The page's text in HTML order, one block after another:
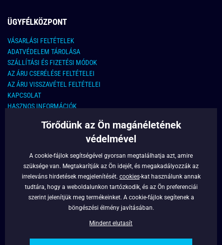
ÜGYFÉLKÖZPONT
VÁSARLÁSI FELTÉTELEK
ADATVÉDELEM TÁROLÁSA
SZÁLLÍTÁSI ÉS FIZETÉSI MÓDOK
AZ ÁRU CSERÉLÉSE FELTÉTELEI
AZ ÁRU VISSZAVÉTEL FELTÉTELEI
KAPCSOLAT
HASZNOS INFORMÁCIÓK
KAPCSOLAT
info@legyferfi.hu
FONTOS INFORMÁCIÓK
RÓLUNK
Törődünk az Ön magánéletének
védelmével
A cookie-fájlok segítségével gyorsan megtalálhatja azt, amire
szüksége van. Megtakarítják az Ön idejét, és megakadályozzák az
irreleváns hirdetések megjelenítését. cookies-kat használunk annak
tudtára, hogy a weboldalunkon tartózkodik, és az Ön preferenciái
szerint jelenítjük meg termékeinket. A cookie-fájlok segítenek a
böngészési élmény javításában.
Mindent elutasít